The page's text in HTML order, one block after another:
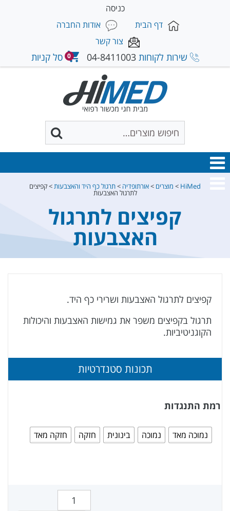
כניסה
דף הבית
אודות החברה
צור קשר
שירות לקוחות 04-8411003 סל קניות 0
HiMed
> מוצרים >אורתופדיה >תרגול כף היד והאצבעות>קפיצים
לתרגול האצבעות
קפיצים לתרגול
האצבעות
קפיצים לתרגול האצבעות ושרירי כף היד.
תרגול בקפיצים משפר את גמישות האצבעות והיכולות
הקוגניטיביות.
תכונות סטנדרטיות
רמת התנגדות
נמוכה מאד נמוכה בינונית חזקה חזקה מאד